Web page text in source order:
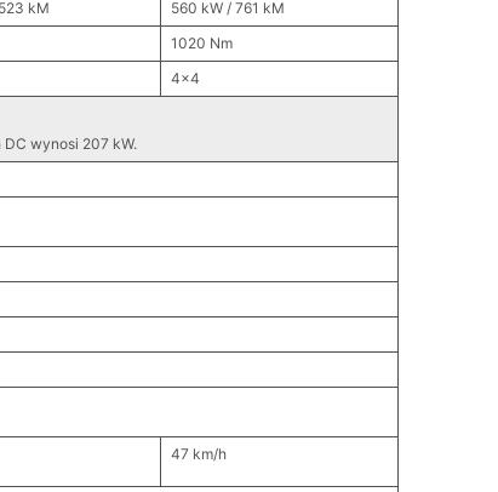
kM
560 kW / 761 kM
1020 Nm
4x4
wynosi 207 kW.
47 km/h